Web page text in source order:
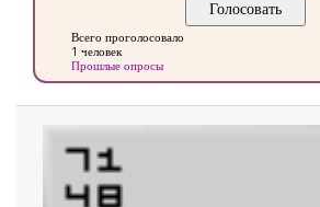
Всего проголосовало
1 человек
Прошлые опросы